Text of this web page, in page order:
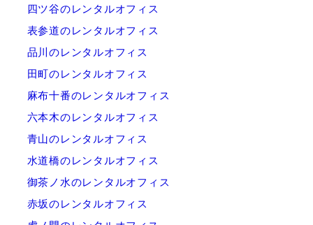
四ツ谷のレンタルオフィス
表参道のレンタルオフィス
品川のレンタルオフィス
田町のレンタルオフィス
麻布十番のレンタルオフィス
六本木のレンタルオフィス
青山のレンタルオフィス
水道橋のレンタルオフィス
御茶ノ水のレンタルオフィス
赤坂のレンタルオフィス